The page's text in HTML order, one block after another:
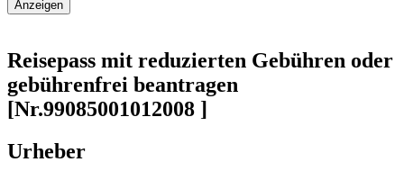
Reisepass mit reduzierten Gebühren oder
gebührenfrei beantragen
[Nr.99085001012008 ]
Urheber